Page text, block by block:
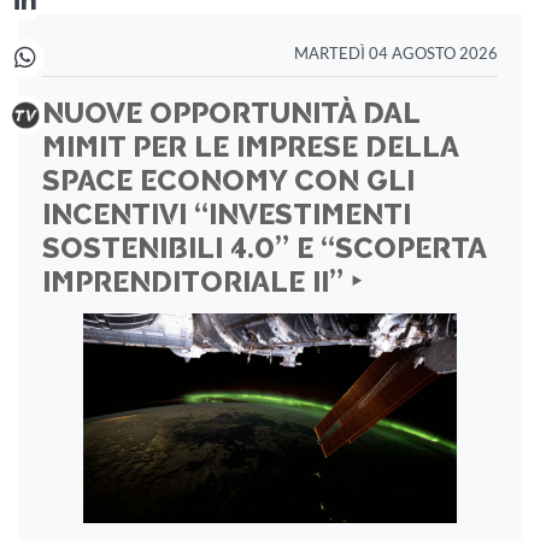
MARTEDÌ 04 AGOSTO 2026
NUOVE OPPORTUNITÀ DAL
MIMIT PER LE IMPRESE DELLA
SPACE ECONOMY CON GLI
INCENTIVI “INVESTIMENTI
SOSTENIBILI 4.0” E “SCOPERTA
IMPRENDITORIALE II” ‣